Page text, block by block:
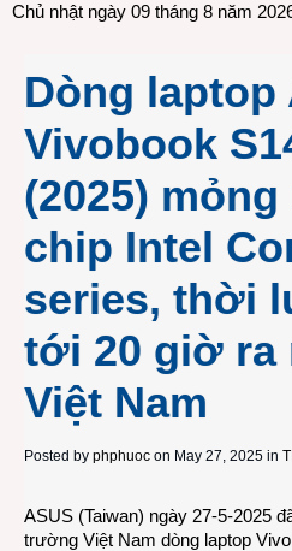
Chủ nhật ngày 09 tháng 8 năm
Dòng laptop
Vivobook
(2025)
chip Intel
series, thời
tới 20 giờ ra
Việt Nam
Posted by phphuoc on May 27, 2025 in
ASUS (Taiwan) ngày 27-5-2025
trường Việt Nam dòng laptop